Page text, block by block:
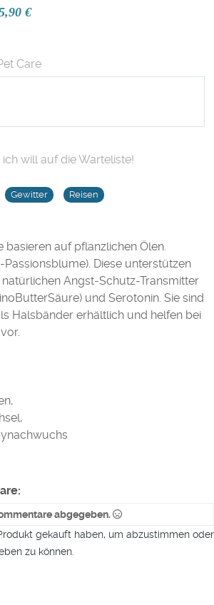
€
Care
ich will auf die Warteliste!
Gewitter Reisen
basieren auf pflanzlichen Ölen.
Diese unterstützen
Angst-Schutz-Transmitter
und Serotonin. Sie sind
Halsbänder erhältlich und helfen bei
abgegeben.
gekauft haben, um abzustimmen oder
zu können.